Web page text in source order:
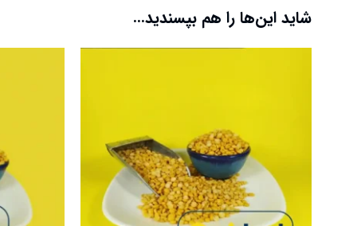
شاید این‌ها را هم بپسندید…